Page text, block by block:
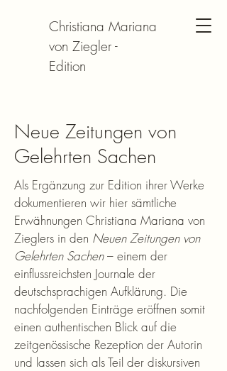
Christiana Mariana
von Ziegler -
Edition
Neue Zeitungen von
Gelehrten Sachen
Als Ergänzung zur Edition ihrer Werke
dokumentieren wir hier sämtliche
Erwähnungen Christiana Mariana von
Zieglers in den Neuen Zeitungen von
Gelehrten Sachen– einem der
einflussreichsten Journale der
deutschsprachigen Aufklärung. Die
nachfolgenden Einträge eröffnen somit
einen authentischen Blick auf die
zeitgenössische Rezeption der Autorin
und lassen sich als Teil der diskursiven